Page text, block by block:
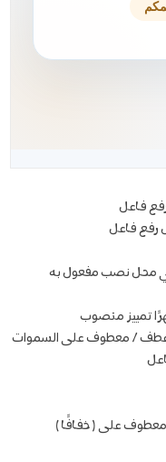
فاعل
رفع فاعل
محل نصب مفعول به
تمييز منصوب
عطف / معطوف على السموات
معطوف على ( خفافًا )